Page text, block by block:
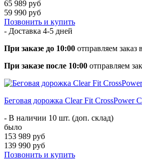
65 989 руб
59 990 руб
Позвонить и купить
- Доставка 4-5 дней
При заказе до 10:00 отправляем заказ
При заказе после 10:00 отправляем
Беговая дорожка Clear Fit CrossPower
- В наличии 10 шт. (доп. склад)
было
153 989 руб
139 990 руб
Позвонить и купить